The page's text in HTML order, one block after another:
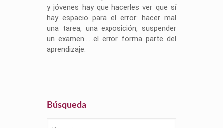
y jóvenes hay que hacerles ver que sí
hay espacio para el error: hacer mal
una tarea, una exposición, suspender
un examen……el error forma parte del
aprendizaje.
Búsqueda